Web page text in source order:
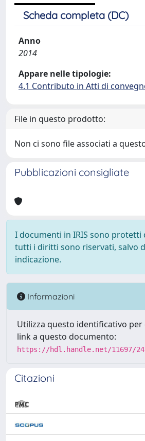
Scheda completa (DC)
Anno
2014
Appare nelle tipologie:
4.1 Contributo in Atti di
File in questo prodotto:
Non ci sono file associati a
Pubblicazioni consigliate
I documenti in IRIS sono protetti
tutti i diritti sono riservati, salvo
indicazione.
Informazioni
Utilizza questo identificativo
link a questo documento:
https://hdl.handle.net/11697/
Citazioni